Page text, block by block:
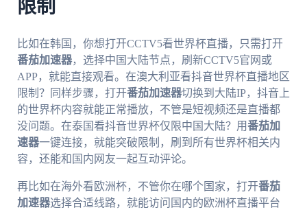
限制
比如在韩国，你想打开CCTV5看世界杯直播，只需打开
番茄加速器，选择中国大陆节点，刷新CCTV5官网或
APP，就能直接观看。在澳大利亚看抖音世界杯直播地区
限制？同样步骤，打开番茄加速器切换到大陆IP，抖音上
的世界杯内容就能正常播放，不管是短视频还是直播都
没问题。在泰国看抖音世界杯仅限中国大陆？用番茄加
速器一键连接，就能突破限制，刷到所有世界杯相关内
容，还能和国内网友一起互动评论。
再比如在海外看欧洲杯，不管你在哪个国家，打开番茄
加速器选择合适线路，就能访问国内的欧洲杯直播平台